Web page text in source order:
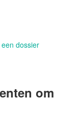
dossier
om